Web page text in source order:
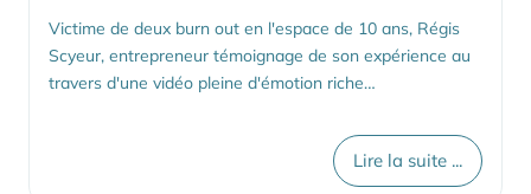
Victime de deux burn out en l'espace de 10 ans, Régis
Scyeur, entrepreneur témoignage de son expérience au
travers d'une vidéo pleine d'émotion riche…
Lire la suite ...